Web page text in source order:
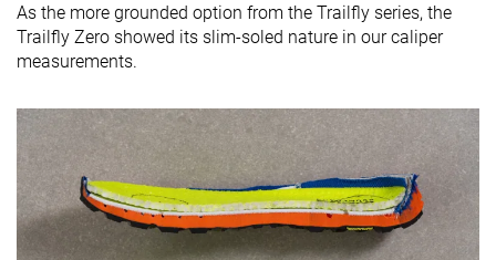
As the more grounded option from the Trailfly series, the
Trailfly Zero showed its slim-soled nature in our caliper
measurements.